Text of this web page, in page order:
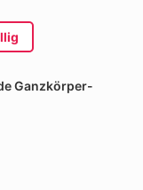
Ganzkörper-